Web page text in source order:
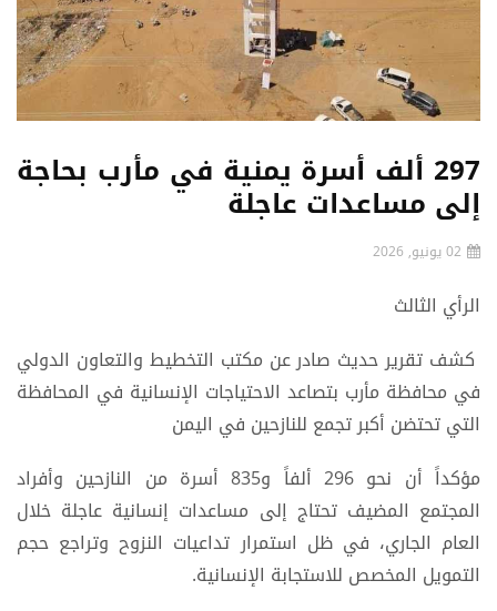
297 ألف أسرة يمنية في مأرب بحاجة
إلى مساعدات عاجلة
02 يونيو, 2026
الرأي الثالث
كشف تقرير حديث صادر عن مكتب التخطيط والتعاون الدولي
في محافظة مأرب بتصاعد الاحتياجات الإنسانية في المحافظة
التي تحتضن أكبر تجمع للنازحين في اليمن
مؤكداً أن نحو 296 ألفاً و835 أسرة من النازحين وأفراد
المجتمع المضيف تحتاج إلى مساعدات إنسانية عاجلة خلال
العام الجاري، في ظل استمرار تداعيات النزوح وتراجع حجم
التمويل المخصص للاستجابة الإنسانية.